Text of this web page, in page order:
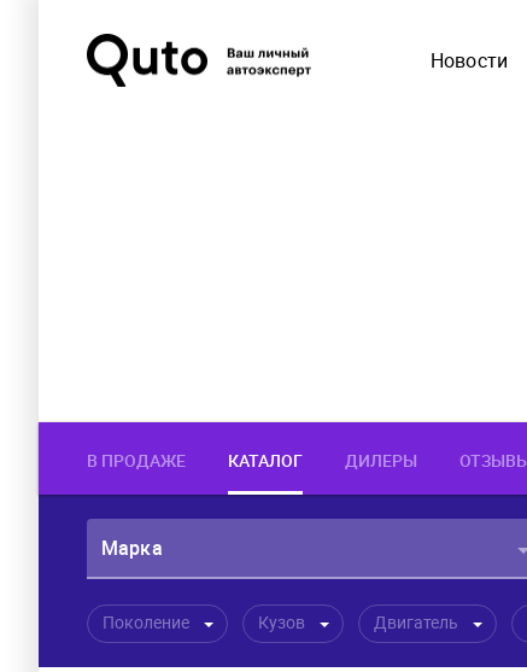
Новости
В ПРОДАЖЕ КАТАЛОГ ДИЛЕРЫ
Марка
Поколение Кузов Двигатель